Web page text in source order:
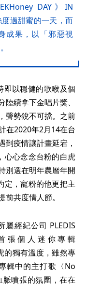
DAY》IN
過甜蜜的一天，而
成果，以「邪惡視
即以穩健的歌喉及個
續拿下金唱片獎、
聲勢銳不可擋。之前
在2020年2月14在台
到疫情讓計畫延宕，
心心念念台粉的白虎
別選在明年農曆年開
定，寵粉的他更把主
共度情人節。
屬經紀公司 PLEDIS
張個人迷你專輯
的獨有溫度，雖然專
輯中的主打歌〈No
噴張的氛圍，在在